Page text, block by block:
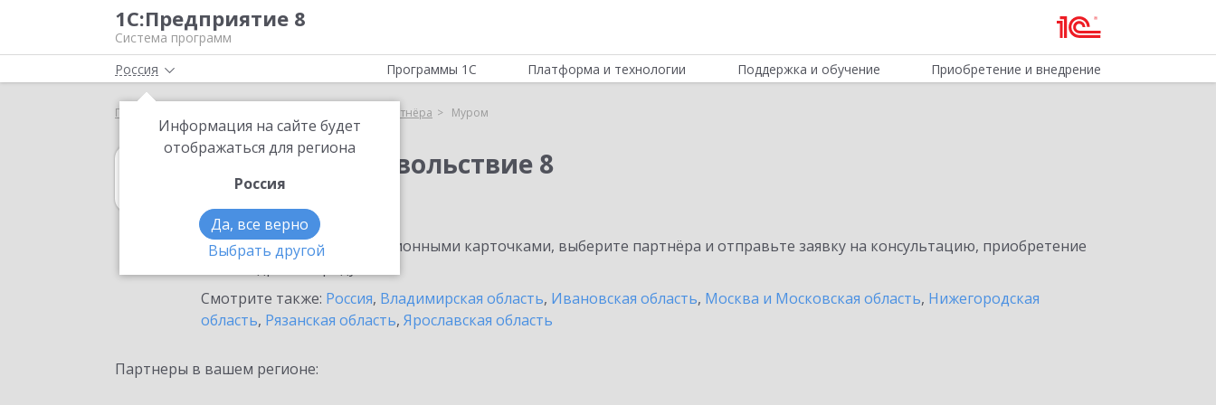
1С:Предприятие 8
Система программ
Россия
Информация на сайте будет
отображаться для региона
Россия
Да, все верно
Выбрать другой
Программы 1С Платформа и технологии Поддержка и обучение Приобретение и внедрение
Главная Выбор партнёра Муром
1С:Вещевое довольствие 8
в Мурорме
Ознакомьтесь с информационными карточками, выберите партнёра и отправьте заявку на консультацию, приобретение
Смотрите также: Россия, Владимирская область, Ивановская область, Москва и Московская область, Нижегородская
область, Рязанская область, Ярославская область
Партнеры в вашем регионе: